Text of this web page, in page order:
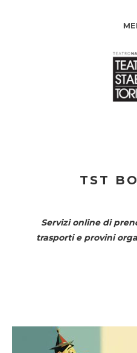
TST
Servizi online di
trasporti e provini